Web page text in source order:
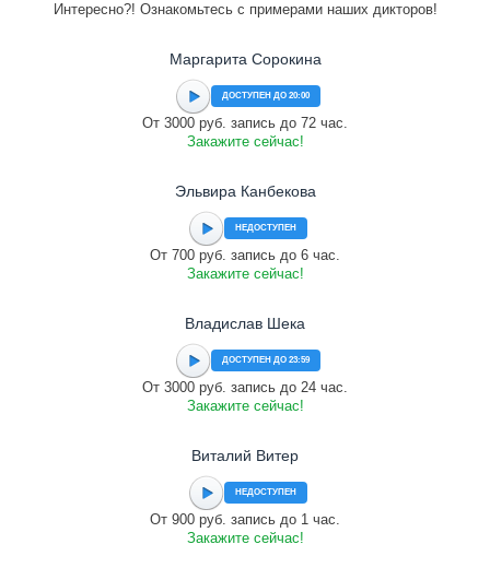
Интересно?! Ознакомьтесь с примерами наших дикторов!
Маргарита Сорокина
ДОСТУПЕН ДО 20:00
От 3000 руб. запись до 72 час.
Закажите сейчас!
Эльвира Канбекова
НЕДОСТУПЕН
От 700 руб. запись до 6 час.
Закажите сейчас!
Владислав Шека
ДОСТУПЕН ДО 23:59
От 3000 руб. запись до 24 час.
Закажите сейчас!
Виталий Витер
НЕДОСТУПЕН
От 900 руб. запись до 1 час.
Закажите сейчас!